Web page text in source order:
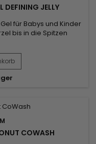
DEFINING JELLY
für Babys und Kinder
bis in die Spitzen
und pflegt sie,
verbundene Frizz
As I Am Nourishing
Kinder mit lockigem,
COWASH